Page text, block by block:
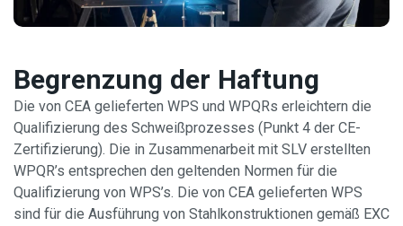
Begrenzung der Haftung
Die von CEA gelieferten WPS und WPQRs erleichtern die
Qualifizierung des Schweißprozesses (Punkt 4 der CE-
Zertifizierung). Die in Zusammenarbeit mit SLV erstellten
WPQR’s entsprechen den geltenden Normen für die
Qualifizierung von WPS’s. Die von CEA gelieferten WPS
sind für die Ausführung von Stahlkonstruktionen gemäß EXC